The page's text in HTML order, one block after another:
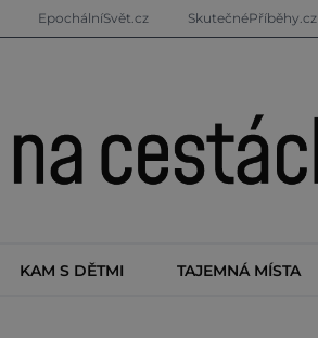
EpochálníSvět.cz SkutečnéPříběhy.cz
KAM S DĚTMI TAJEMNÁ MÍSTA